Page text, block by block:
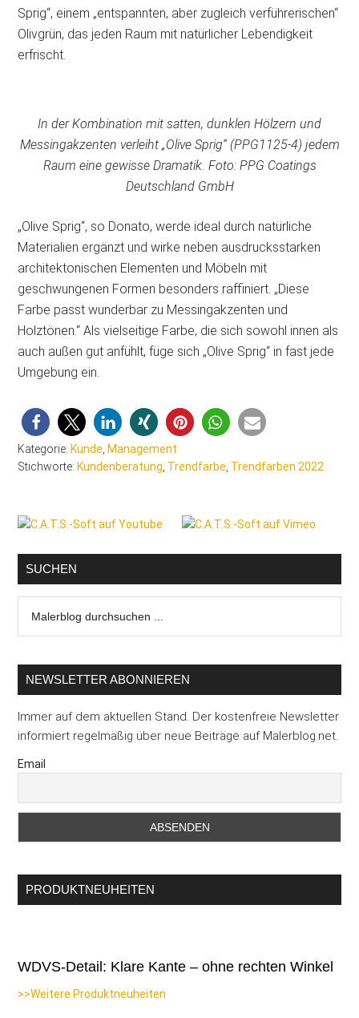
Sprig“, einem „entspannten, aber zugleich verführerischen“
Olivgrün, das jeden Raum mit natürlicher Lebendigkeit
erfrischt.
In der Kombination mit satten, dunklen Hölzern und
Messingakzenten verleiht „Olive Sprig“ (PPG1125-4) jedem
Raum eine gewisse Dramatik. Foto: PPG Coatings
Deutschland GmbH
„Olive Sprig“, so Donato, werde ideal durch natürliche
Materialien ergänzt und wirke neben ausdrucksstarken
architektonischen Elementen und Möbeln mit
geschwungenen Formen besonders raffiniert. „Diese
Farbe passt wunderbar zu Messingakzenten und
Holztönen.“ Als vielseitige Farbe, die sich sowohl innen als
auch außen gut anfühlt, füge sich „Olive Sprig“ in fast jede
Umgebung ein.
Kategorie: Kunde Management
Stichworte: Kundenberatung Trendfarbe Trendfarben 2022
Seitenspalte
SUCHEN
durchsuchen
NEWSLETTER ABONNIEREN
Immer auf dem aktuellen Stand. Der kostenfreie Newsletter
informiert regelmäßig über neue Beiträge auf Malerblog.net.
Email
PRODUKTNEUHEITEN
WDVS-Detail: Klare Kante – ohne rechten Winkel
>>Weitere Produktneuheiten